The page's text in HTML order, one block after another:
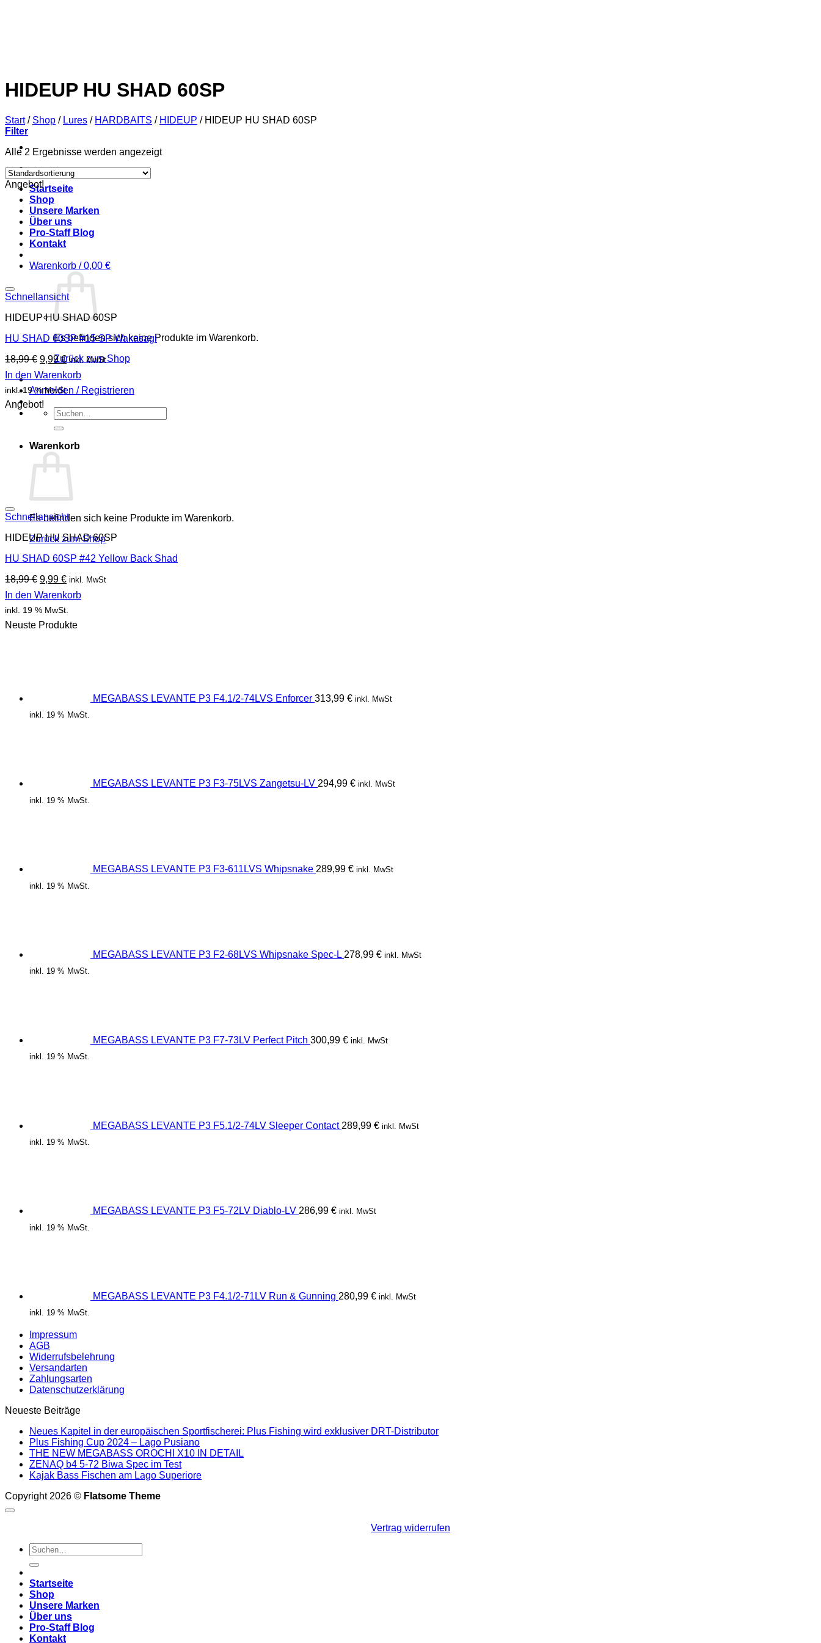
Startseite
Shop
Unsere Marken
Über uns
Pro-Staff Blog
Kontakt
Warenkorb /0,00 €
Es befinden sich keine Produkte im Warenkorb.
Zurück zum Shop
Anmelden / Registrieren
Suchen
nach:
Warenkorb
Es befinden sich keine Produkte im Warenkorb.
Zurück zum Shop
HIDEUP HU SHAD 60SP
Start / Shop / Lures / HARDBAITS / HIDEUP /HIDEUP HU SHAD 60SP
Filter
Alle 2 Ergebnisse werden angezeigt
Angebot!
Schnellansicht
HIDEUP HU SHAD 60SP
HU SHAD 60SP #15 SP Wakasagi
18,99€ Ursprünglicher
Preis
war:
18,99 €
9,99€Aktueller
Preis
ist:
9,99 €.
inkl. MwSt
In den Warenkorb
inkl. 19 % MwSt.
Angebot!
Schnellansicht
HIDEUP HU SHAD 60SP
HU SHAD 60SP #42 Yellow Back Shad
18,99€ Ursprünglicher
Preis
war:
18,99 €
9,99 €Aktueller
Preis
ist:
9,99 €.
inkl. MwSt
In den Warenkorb
inkl. 19 % MwSt.
Neuste Produkte
MEGABASS LEVANTE P3 F4.1/2-74LVS Enforcer 313,99 € inkl. MwSt
inkl. 19 % MwSt.
MEGABASS LEVANTE P3 F3-75LVS Zangetsu-LV 294,99 € inkl. MwSt
inkl. 19 % MwSt.
MEGABASS LEVANTE P3 F3-611LVS Whipsnake 289,99 € inkl. MwSt
inkl. 19 % MwSt.
MEGABASS LEVANTE P3 F2-68LVS Whipsnake Spec-L 278,99 € inkl. MwSt
inkl. 19 % MwSt.
MEGABASS LEVANTE P3 F7-73LV Perfect Pitch 300,99 € inkl. MwSt
inkl. 19 % MwSt.
MEGABASS LEVANTE P3 F5.1/2-74LV Sleeper Contact 289,99 € inkl. MwSt
inkl. 19 % MwSt.
MEGABASS LEVANTE P3 F5-72LV Diablo-LV 286,99 € inkl. MwSt
inkl. 19 % MwSt.
MEGABASS LEVANTE P3 F4.1/2-71LV Run & Gunning 280,99 € inkl. MwSt
inkl. 19 % MwSt.
Impressum
AGB
Widerrufsbelehrung
Versandarten
Zahlungsarten
Datenschutzerklärung
Neueste Beiträge
Neues Kapitel in der europäischen Sportfischerei: Plus Fishing wird exklusiver DRT-Distributor
Plus Fishing Cup 2024 – Lago Pusiano
THE NEW MEGABASS OROCHI X10 IN DETAIL
ZENAQ b4 5-72 Biwa Spec im Test
Kajak Bass Fischen am Lago Superiore
Copyright 2026 © Flatsome Theme
Vertrag widerrufen
Suchen
nach:
Startseite
Shop
Unsere Marken
Über uns
Pro-Staff Blog
Kontakt